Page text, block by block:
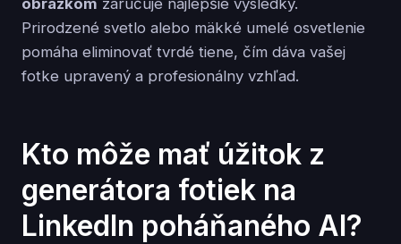
Prirodzené svetlo alebo mäkké umelé osvetlenie
pomáha eliminovať tvrdé tiene, čím dáva vašej
fotke upravený a profesionálny vzhľad.
Kto môže mať úžitok z
generátora fotiek na
LinkedIn poháňaného AI?